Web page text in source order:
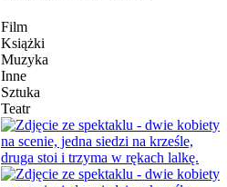
Film
Książki
Muzyka
Inne
Sztuka
Teatr